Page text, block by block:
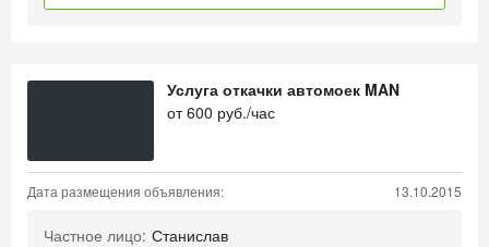
Услуга откачки автомоек MAN
от600 руб./час
Дата размещения объявления: 13.10.2015
Частное лицо: Станислав